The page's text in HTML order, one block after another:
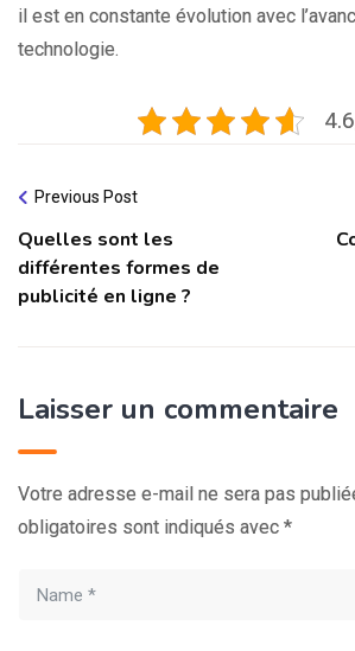
il est en constante évolution avec
technologie.
Previous Post
Quelles sont les
différentes formes de
publicité en ligne ?
Laisser un commentaire
Votre adresse e-mail ne sera pas
obligatoires sont indiqués avec *